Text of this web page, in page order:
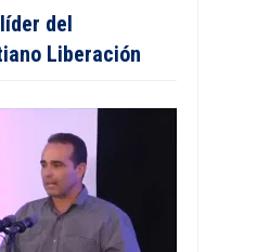
del
Liberación